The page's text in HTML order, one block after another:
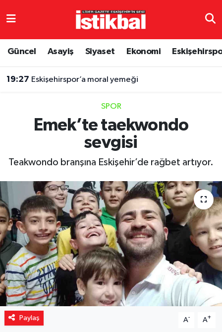
Güncel Asayiş Siyaset Ekonomi
19:27 Eskişehirspor’a moral yemeği
SPOR
Emek’te taekwondo
sevgisi
Teakwondo branşına Eskişehir’de rağbet artıyor.
Paylaş A- A+
Eskişehirspor
Eğitim
Ekonomi
Sağlık
Yaşam
Resmi ilanlar
Eskişehir Nöbetçi Eczaneler
TFF 3.Lig 4.Grup Puan Durumu ve Fikstür
Tüm Manşetler
Son Dakika Haberleri
Haber Arşivi